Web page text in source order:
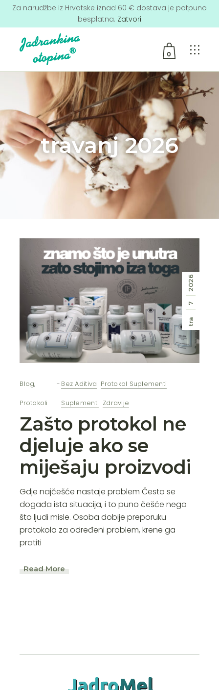
Za narudžbe iz Hrvatske iznad 60 € dostava je potpuno
besplatna. Zatvori
0
No products in the cart.
travanj 2026
tra
7
2026
Blog,
Protokoli
Bez Aditiva Protokol Suplementi
Suplementi Zdravlje
Zašto protokol ne
djeluje ako se
miješaju proizvodi
Gdje najčešće nastaje problem Često se
događa ista situacija, i to puno češće nego
što ljudi misle. Osoba dobije preporuku
protokola za određeni problem, krene ga
pratiti
Read More